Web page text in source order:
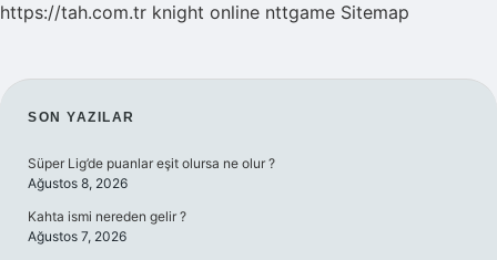
https://tah.com.tr knight online nttgame Sitemap
SIDEBAR
SON YAZILAR
Süper Lig’de puanlar eşit olursa ne olur ?
Ağustos 8, 2026
Kahta ismi nereden gelir ?
Ağustos 7, 2026